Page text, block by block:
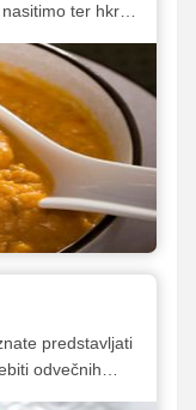
ter hkrati
– od rižot
večerih
enolončnica,
predstavljati
odvečnih